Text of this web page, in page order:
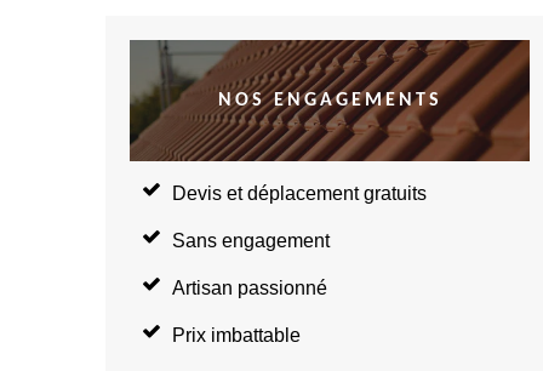
NOS ENGAGEMENTS
Devis et déplacement gratuits
Sans engagement
Artisan passionné
Prix imbattable